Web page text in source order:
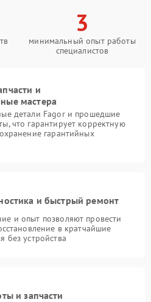
3
минимальный опыт работы
специалистов
и
мастера
детали Fagor и прошедшие
что гарантирует корректную
гарантийных
и быстрый ремонт
и опыт позволяют провести
в кратчайшие
без устройства
и запчасти